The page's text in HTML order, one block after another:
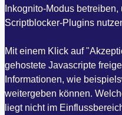
Inkognito-Modus
Scriptblocker-Plugins
Mit einem Klick auf
gehostete Javascripte
Informationen, wie
weitergeben können.
liegt nicht im